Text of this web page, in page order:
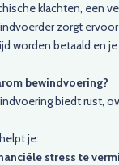
klachten, een
zorgt
worden betaald en je
bewindvoering?
biedt rust,
je:
stress te